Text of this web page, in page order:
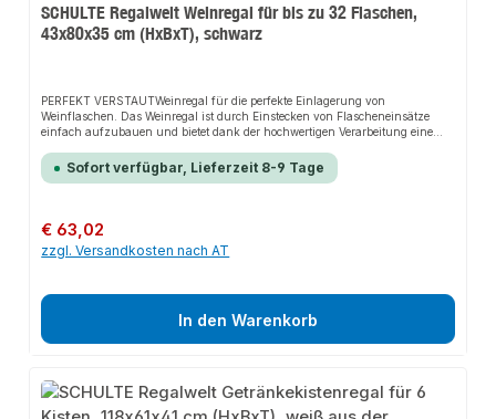
SCHULTE Regalwelt Weinregal für bis zu 32 Flaschen,
43x80x35 cm (HxBxT), schwarz
PERFEKT VERSTAUTWeinregal für die perfekte Einlagerung von
Weinflaschen. Das Weinregal ist durch Einstecken von Flascheneinsätze
einfach aufzubauen und bietet dank der hochwertigen Verarbeitung eine
schaffen Sie den idealen Stauraum Ihrer Weinflaschen.PERFEKTES
MAßHierbei bietet das Weinregal einen einfachen Zugriff auf die
ermöglicht eine Aufstellung in nahezu jedem Raum des Hauses.MADE IN
GERMANYUnsere Regale werden ohne chemische Zusatzstoffe oder
Weichmacher nach streng überwachten Richtlinien in Deutschland
43 cmBreite = 80 cm Tiefe = 35 cmFarbe: schwarz
Sofort verfügbar, Lieferzeit 8-9 Tage
Regulärer Preis:
€ 63,02
zzgl. Versandkosten nach AT
In den Warenkorb